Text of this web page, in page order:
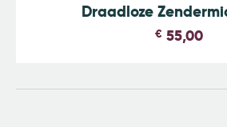
Draadloze
€ 55,00